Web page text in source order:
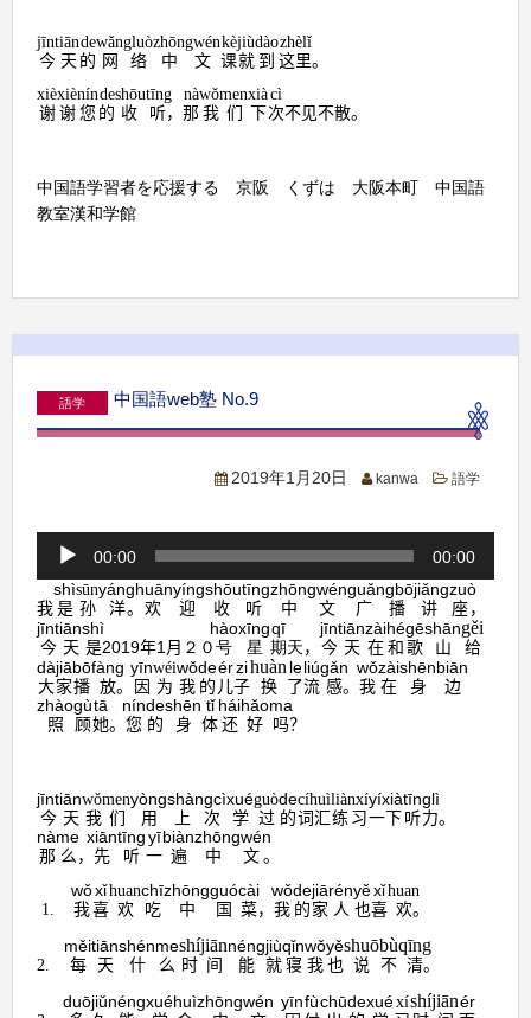
今天
jīntiān
的
de
网 络
wǎngluò
中文
zhōngwén
课
kè
就
jiù
到
dào
这里
zhèlǐ
。
谢谢
xièxiè
您
nín
的
de
收听
shōutīng
， 那
nà
我们
wǒmen
下
xià
次
cì
不见不散。
中国語学習者を応援する 京阪 くずは 大阪本町 中国語
教室漢和学館
語学 中国語web塾 No.9
2019年1月20日 kanwa 語学
レ
ー
ヤ
ー
00:00 00:00
我是
shì
孙
sūn
洋
yáng
。 欢 迎
huānyíng
收听
shōutīng
中文
zhōngwén
广播
guǎngbō
讲 座
jiǎngzuò
，
今天
jīntiān
是
shì
2019年1 月 ２０ 号
hào
星
xīng
期
qī
天 ， 今
jīn
天
tiān
在
zài
和
hé
歌
gē
山
shān
给
gěi
大
dà
家
jiā
播
bō
放
fàng
。
因
yīn
为
wéi
我
wǒ
的
de
儿
ér
子
zi
换
huàn
了
le
流
liú
感
gǎn
。 我
wǒ
在
zài
身
shēn
边
biān
照
zhào
顾
gù
她
tā
。 您
nín
的
de
身
shēn
体
tǐ
还
hái
好
hǎo
吗
ma
？
今天
jīntiān
我们
wǒmen
用
yòng
上次
shàngcì
学
xué
过
guò
的
de
词汇
cíhuì
练习
liànxí
一下
yíxià
听力
tīnglì
。
那么
nàme
， 先
xiān
听
tīng
一
yī
遍
biàn
中文
zhōngwén
。
1. 我
wǒ
喜
xǐ
欢
huan
吃
chī
中
zhōng
国
guó
菜
cài
， 我
wǒ
的
de
家
jiā
人
rén
也
yě
喜
xǐ
欢
huan
。
2. 每
měi
天
tiān
什
shén
么
me
时
shí
间
jiān
能
néng
就
jiù
寝
qǐn
我
wǒ
也
yě
说
shuō
不
bù
清
qīng
。
duōjiǔnéngxuéhuìzhōngwén yīnfùchūdexuéxíshíjiānér